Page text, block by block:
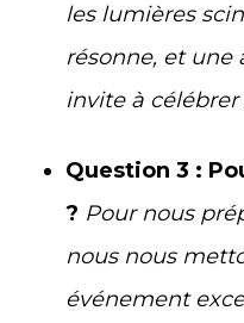
les lumières
résonne, et une
invite à célébrer
Question 3 :
? Pour nous
nous nous
événement